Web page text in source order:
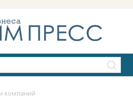
компаний